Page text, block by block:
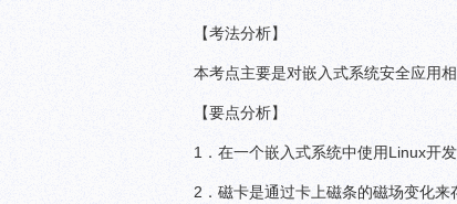
【考法分析】
本考点主要是对嵌入式系统安全应用相
【要点分析】
1．在一个嵌入式系统中使用Linux开
2．磁卡是通过卡上磁条的磁场变化